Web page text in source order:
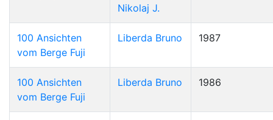
Nikolaj J.
100 Ansichten
vom Berge Fuji
Liberda Bruno 1987
100 Ansichten
vom Berge Fuji
Liberda Bruno 1986